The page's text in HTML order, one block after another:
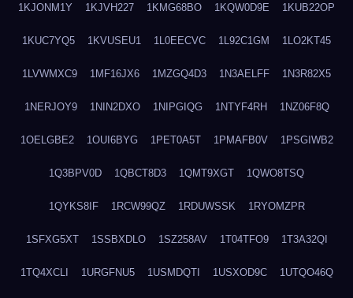
1KJONM1Y 1KJVH227 1KMG68BO 1KQW0D9E 1KUB22OP
1KUC7YQ5 1KVUSEU1 1L0EECVC 1L92C1GM 1LO2KT45
1LVWMXC9 1MF16JX6 1MZGQ4D3 1N3AELFF 1N3R82X5
1NERJOY9 1NIN2DXO 1NIPGIQG 1NTYF4RH 1NZ06F8Q
1OELGBE2 1OUI6BYG 1PET0A5T 1PMAFB0V 1PSGIWB2
1Q3BPV0D 1QBCT8D3 1QMT9XGT 1QWO8TSQ
1QYKS8IF 1RCW99QZ 1RDUWSSK 1RYOMZPR
1SFXG5XT 1SSBXDLO 1SZ258AV 1T04TFO9 1T3A32QI
1TQ4XCLI 1URGFNU5 1USMDQTI 1USXOD9C 1UTQO46Q